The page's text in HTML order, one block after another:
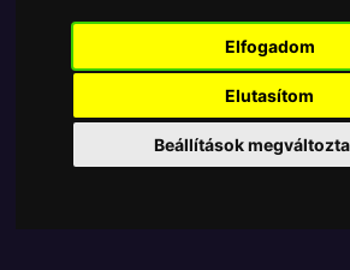
Elfogadom
Elutasítom
Beállítások
Tetszik? Osszd meg másokkal!